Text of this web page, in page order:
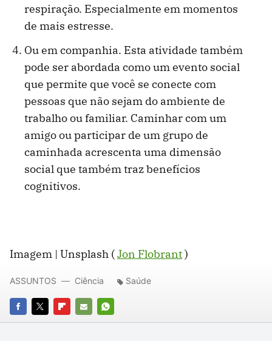
respiração. Especialmente em momentos
de mais estresse.
Ou em companhia. Esta atividade também
pode ser abordada como um evento social
que permite que você se conecte com
pessoas que não sejam do ambiente de
trabalho ou familiar. Caminhar com um
amigo ou participar de um grupo de
caminhada acrescenta uma dimensão
social que também traz benefícios
cognitivos.
Imagem | Unsplash (Jon Flobrant)
FACEBOOK
TWITTERFLIPBOARD
E-
WHATSAPP
ASSUNTOS Ciência Saúde